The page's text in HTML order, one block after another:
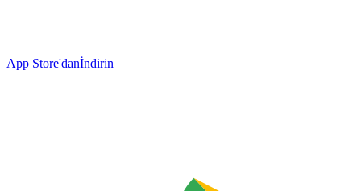
App Store'danİndirin